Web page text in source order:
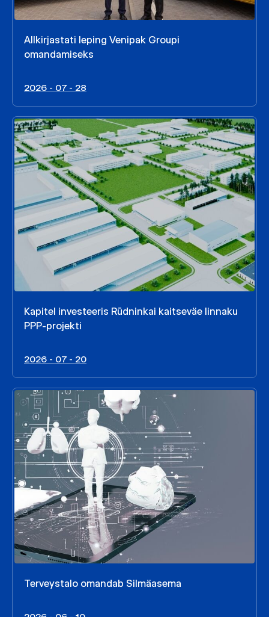
Allkirjastati leping Venipak Groupi
omandamiseks
2026 - 07 - 28
Kapitel investeeris Rūdninkai kaitseväe linnaku
PPP-projekti
2026 - 07 - 20
Terveystalo omandab Silmäasema